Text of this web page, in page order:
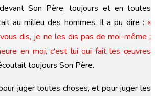
Son Père, toujours et en toutes
au milieu des hommes, Il a pu dire : «
dis, je ne les dis pas de moi-même ;
en moi, c'est lui qui fait les œuvres
toujours Son Père.
juger toutes choses, et pour juger les